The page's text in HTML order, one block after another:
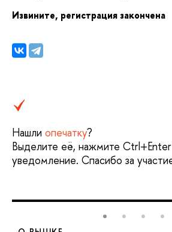
Извините, регистрация закончена
Нашли опечатку?
ыделите её, нажмите Ctrl+Enter
уведомление. Спасибо за